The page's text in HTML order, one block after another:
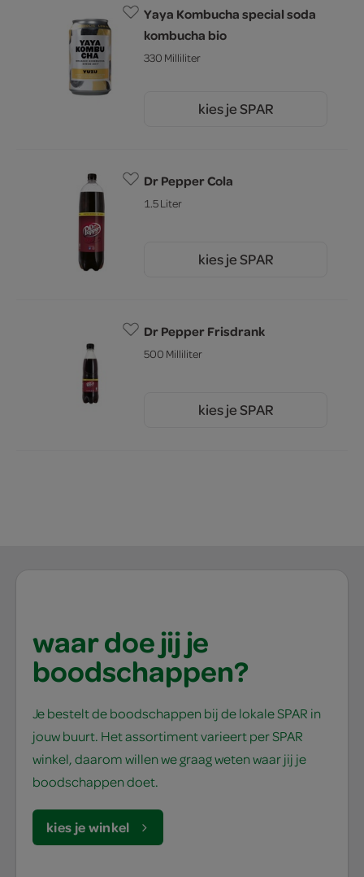
Yaya Kombucha special soda
kombucha bio
330 Milliliter
kies je SPAR
Dr Pepper Cola
1.5 Liter
kies je SPAR
Dr Pepper Frisdrank
500 Milliliter
kies je SPAR
waar doe jij je
boodschappen?
Je bestelt de boodschappen bij de lokale SPAR in
jouw buurt. Het assortiment varieert per SPAR
winkel, daarom willen we graag weten waar jij je
boodschappen doet.
kies je winkel